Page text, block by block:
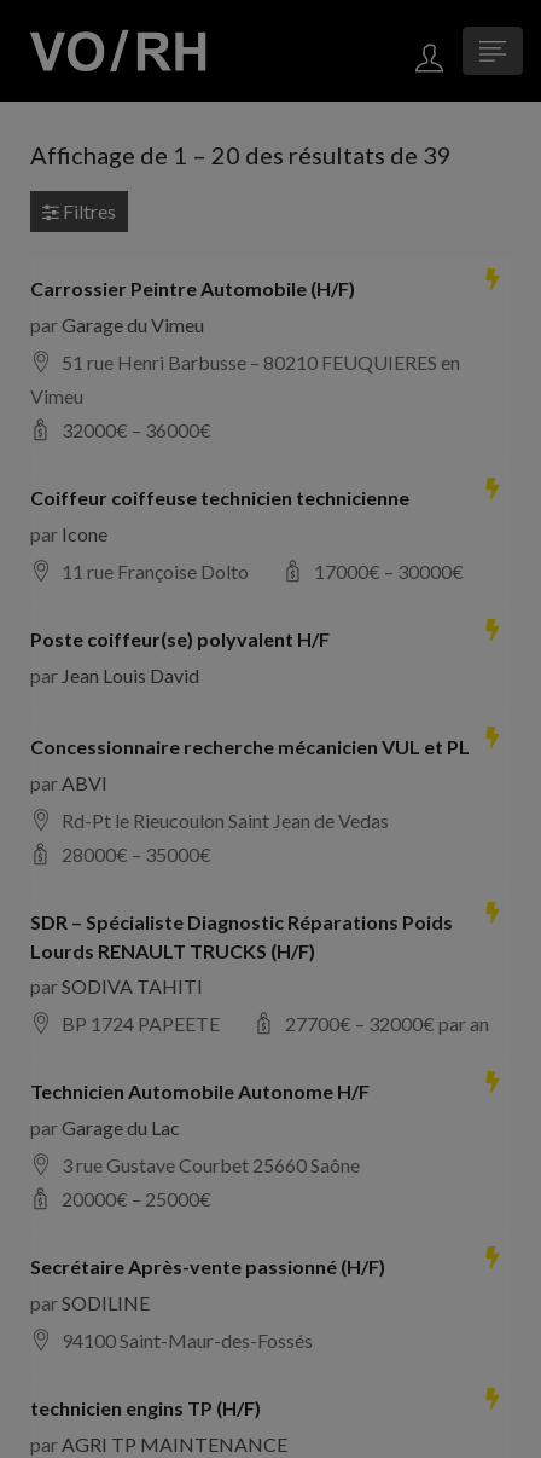
Affichage de 1 – 20 des résultats de 39
Filtres
Carrossier Peintre Automobile (H/F)
parGarage du Vimeu
51 rue Henri Barbusse – 80210 FEUQUIERES en
Vimeu
32000€ – 36000€
Coiffeur coiffeuse technicien technicienne
par Icone
11 rue Françoise Dolto
17000€ – 30000€
Poste coiffeur(se) polyvalent H/F
par Jean Louis David
Concessionnaire recherche mécanicien VUL et PL
parABVI
Rd-Pt le Rieucoulon Saint Jean de Vedas
28000€ – 35000€
SDR – Spécialiste Diagnostic Réparations Poids
Lourds RENAULT TRUCKS (H/F)
parSODIVA TAHITI
BP 1724 PAPEETE
27700€ – 32000€ par an
Technicien Automobile Autonome H/F
parGarage du Lac
3 rue Gustave Courbet 25660 Saône
20000€ – 25000€
Secrétaire Après-vente passionné (H/F)
parSODILINE
94100 Saint-Maur-des-Fossés
technicien engins TP (H/F)
parAGRI TP MAINTENANCE